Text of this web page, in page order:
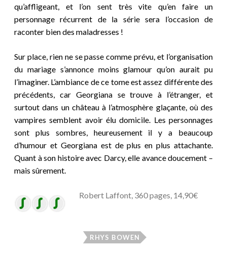
qu’affligeant, et l’on sent très vite qu’en faire un
personnage récurrent de la série sera l’occasion de
raconter bien des maladresses !
Sur place, rien ne se passe comme prévu, et l’organisation
du mariage s’annonce moins glamour qu’on aurait pu
l’imaginer. L’ambiance de ce tome est assez différente des
précédents, car Georgiana se trouve à l’étranger, et
surtout dans un château à l’atmosphère glaçante, où des
vampires semblent avoir élu domicile. Les personnages
sont plus sombres, heureusement il y a beaucoup
d’humour et Georgiana est de plus en plus attachante.
Quant à son histoire avec Darcy, elle avance doucement –
mais sûrement.
Robert Laffont, 360 pages, 14,90€
RHYS BOWEN